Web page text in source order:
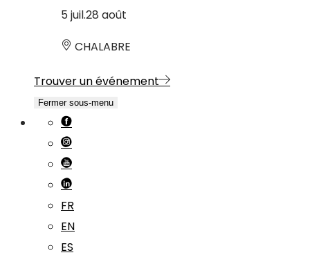
5 juil.28 août
CHALABRE
Trouver un événement
Fermer sous-menu
FR
EN
ES